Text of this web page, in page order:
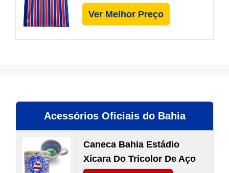
Ver Melhor Preço
Acessórios Oficiais do Bahia
Caneca Bahia Estádio
Xícara Do Tricolor De Aço